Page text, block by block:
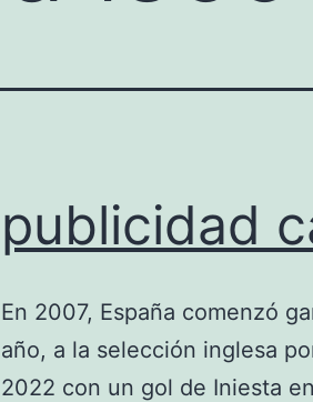
publicidad
En 2007, España comenzó
año, a la selección inglesa
2022 con un gol de Iniesta